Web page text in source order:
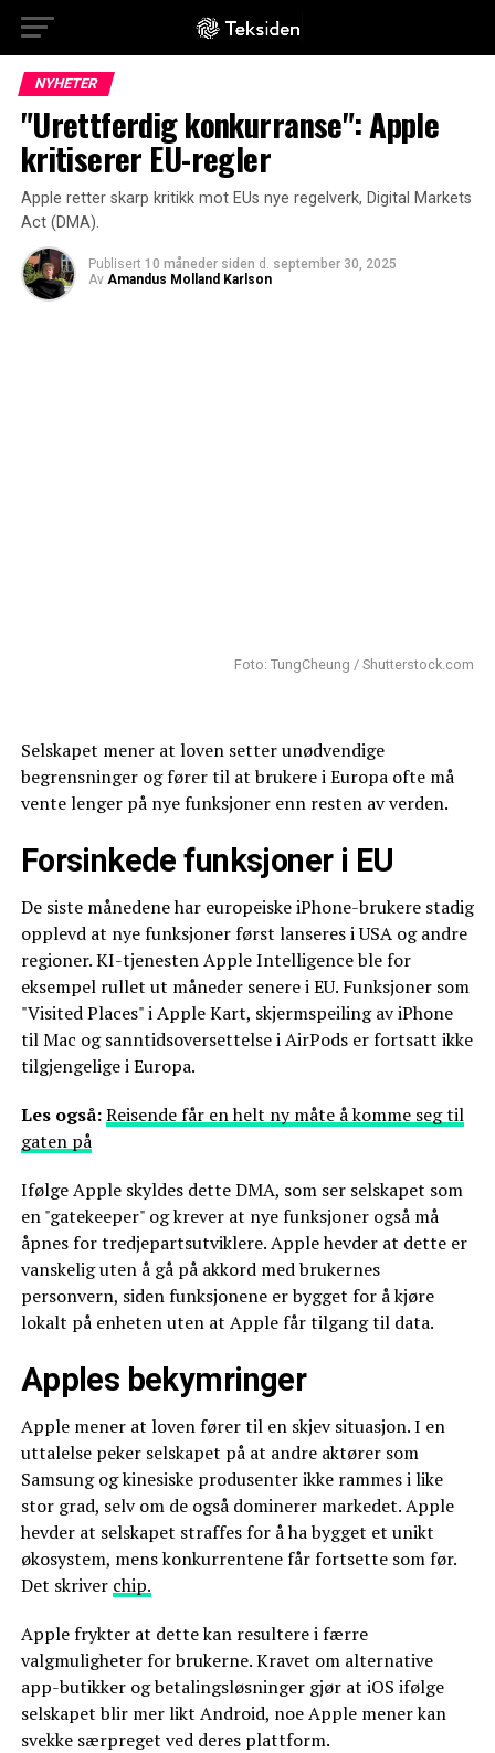
NYHETER
"Urettferdig konkurranse": Apple
kritiserer EU-regler
Apple retter skarp kritikk mot EUs nye regelverk, Digital Markets
Act (DMA).
Publisert 10 måneder siden d. september 30, 2025
Av Amandus Molland Karlson
Foto: TungCheung / Shutterstock.com
Selskapet mener at loven setter unødvendige
begrensninger og fører til at brukere i Europa ofte må
vente lenger på nye funksjoner enn resten av verden.
Forsinkede funksjoner i EU
De siste månedene har europeiske iPhone-brukere stadig
opplevd at nye funksjoner først lanseres i USA og andre
regioner. KI-tjenesten Apple Intelligence ble for
eksempel rullet ut måneder senere i EU. Funksjoner som
"Visited Places" i Apple Kart, skjermspeiling av iPhone
til Mac og sanntidsoversettelse i AirPods er fortsatt ikke
tilgjengelige i Europa.
Les også:Reisende får en helt ny måte å komme seg til
gaten på
Ifølge Apple skyldes dette DMA, som ser selskapet som
en "gatekeeper" og krever at nye funksjoner også må
åpnes for tredjepartsutviklere. Apple hevder at dette er
vanskelig uten å gå på akkord med brukernes
personvern, siden funksjonene er bygget for å kjøre
lokalt på enheten uten at Apple får tilgang til data.
Apples bekymringer
Apple mener at loven fører til en skjev situasjon. I en
uttalelse peker selskapet på at andre aktører som
Samsung og kinesiske produsenter ikke rammes i like
stor grad, selv om de også dominerer markedet. Apple
hevder at selskapet straffes for å ha bygget et unikt
økosystem, mens konkurrentene får fortsette som før.
Det skriver chip.
Apple frykter at dette kan resultere i færre
valgmuligheter for brukerne. Kravet om alternative
app-butikker og betalingsløsninger gjør at iOS ifølge
selskapet blir mer likt Android, noe Apple mener kan
svekke særpreget ved deres plattform.